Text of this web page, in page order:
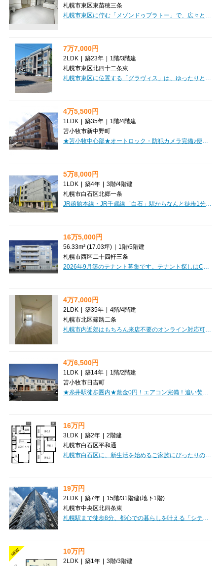
札幌市東区東苗穂三条
7万7,000円
2LDK | 築23年 | 1階/3階建
札幌市東区北四十二条東
4万5,500円
1LDK | 築35年 | 1階/4階建
苫小牧市新中野町
5万8,000円
1LDK | 築4年 | 3階/4階建
札幌市白石区北郷一条
16万5,000円
56.33m² (17.03坪) | 1階/5階建
札幌市西区二十四軒三条
4万7,000円
2LDK | 築35年 | 4階/4階建
札幌市北区篠路二条
4万6,500円
1LDK | 築14年 | 1階/2階建
苫小牧市日吉町
16万円
3LDK | 築2年 | 2階建
札幌市白石区平和通
19万円
2LDK | 築7年 | 15階/31階建(地下1階)
札幌市中央区北四条東
NEW 10万円
2LDK | 築1年 | 3階/3階建